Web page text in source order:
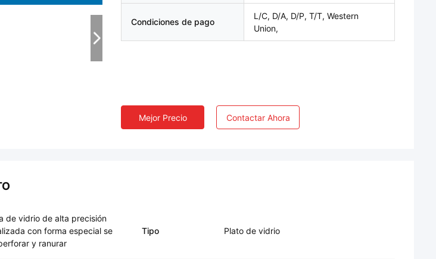
Condiciones de pago
L/C, D/A, D/P, T/T, Western
Union,
Mejor Precio Contactar Ahora
de vidrio de alta precisión
con forma especial se
y ranurar
Tipo Plato de vidrio